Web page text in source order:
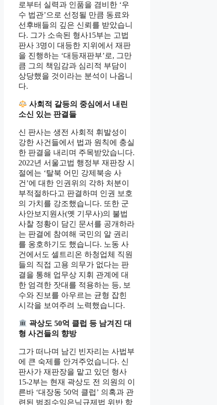
로부터 실력과 인품을 겸비한 ‘우
수 법관’으로 선정될 만큼 동료와
선후배들의 깊은 신뢰를 받았습니
다. 그가 소속된 형사15부는 고법
판사 3명이 대등한 지위에서 재판
을 진행하는 ‘대등재판부’로, 그만
큼 그의 책임감과 심리적 부담이
상당했을 것이라는 분석이 나옵니
다.
사회적 갈등의 중심에서 내린
소신 있는 판결들
신 판사는 생전 사회적 휘발성이
강한 사건들에서 법과 원칙에 충실
한 판결을 내리며 주목받았습니다.
2022년 서울고법 행정부 재판장 시
절에는 ‘탈북 어민 강제북송 사
건’에 대한 인권위의 각하 처분이
부적절하다고 판결하며 인권 보호
의 가치를 강조했습니다. 또한 군
사안보지원사(옛 기무사)의 불법
사찰 정황이 담긴 문서를 공개하라
는 판결에 참여해 국민의 알 권리
를 옹호하기도 했습니다. 노동 사
건에서도 셀트리온 하청업체 직원
들의 직접 고용 의무가 없다는 판
결을 통해 업무상 지휘 관계에 대
한 엄격한 잣대를 적용하는 등, 보
수와 진보를 아우르는 균형 잡힌
시각을 보여주려 노력했습니다.
곽상도 50억 클럽 등 남겨진 대
형 사건들의 향방
그가 떠나며 남긴 빈자리는 사법부
에 큰 숙제를 안겨주었습니다. 신
판사가 재판장을 맡고 있던 형사
15-2부는 현재 곽상도 전 의원의 이
른바 ‘대장동 50억 클럽’ 의혹과 관
련된 범죄수익은닉규제법 위반 항